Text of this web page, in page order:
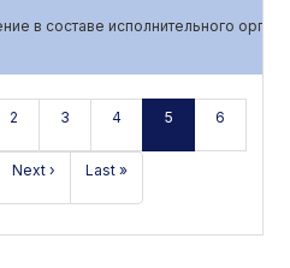
в составе исполнительного
2 3 4 5 6
Next › Last »